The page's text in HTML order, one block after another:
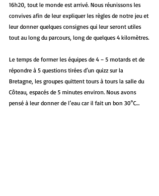
16h20, tout le monde est arrivé. Nous réunissons les
convives afin de leur expliquer les règles de notre jeu et
leur donner quelques consignes qui leur seront utiles
tout au long du parcours, long de quelques 4 kilomètres.
Le temps de former les équipes de 4 – 5 motards et de
répondre à 5 questions tirées d’un quizz sur la
Bretagne, les groupes quittent tours à tours la salle du
Côteau, espacés de 5 minutes environ. Nous avons
pensé à leur donner de l’eau car il fait un bon 30°C…